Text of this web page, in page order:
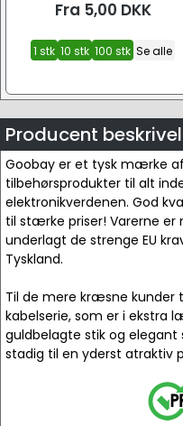
Fra 5,00 DKK
1 stk 10 stk 100 stk Se alle
Producent
Goobay er et tysk mærke af
tilbehørsprodukter til alt
elektronikverdenen. God
til stærke priser! Varerne
underlagt de strenge EU
Tyskland.
Til de mere kræsne kunder
kabelserie, som er i ekstra
guldbelagte stik og
stadig til en yderst atraktiv